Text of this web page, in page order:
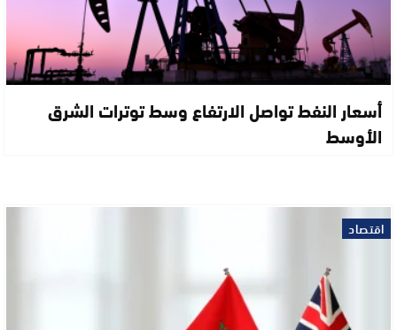
أسعار النفط تواصل الارتفاع وسط توترات الشرق
الأوسط
اقتصاد